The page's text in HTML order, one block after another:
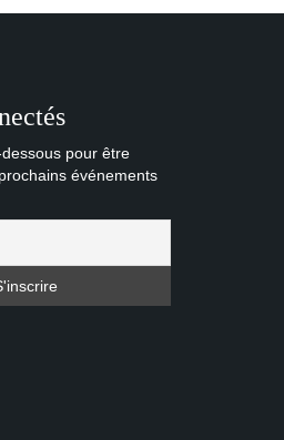
pour être
événements